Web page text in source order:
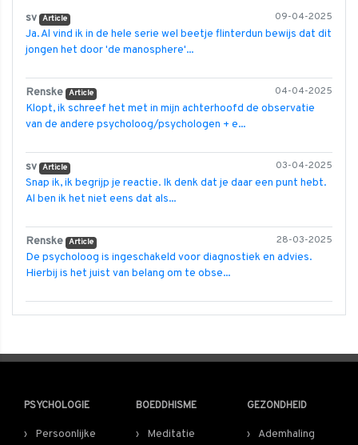
09-04-2025
sv Article
Ja. Al vind ik in de hele serie wel beetje flinterdun bewijs dat dit
jongen het door 'de manosphere'...
04-04-2025
Renske Article
Klopt, ik schreef het met in mijn achterhoofd de observatie
van de andere psycholoog/psychologen + e...
03-04-2025
sv Article
Snap ik, ik begrijp je reactie. Ik denk dat je daar een punt hebt.
Al ben ik het niet eens dat als...
28-03-2025
Renske Article
De psycholoog is ingeschakeld voor diagnostiek en advies.
Hierbij is het juist van belang om te obse...
PSYCHOLOGIE
Persoonlijke
BOEDDHISME
Meditatie
GEZONDHEID
Ademhaling